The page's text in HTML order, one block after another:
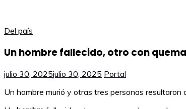
Del país
Un hombre fallecido, otro con
julio 30, 2025julio 30, 2025 Portal
Un hombre murió y otras tres personas